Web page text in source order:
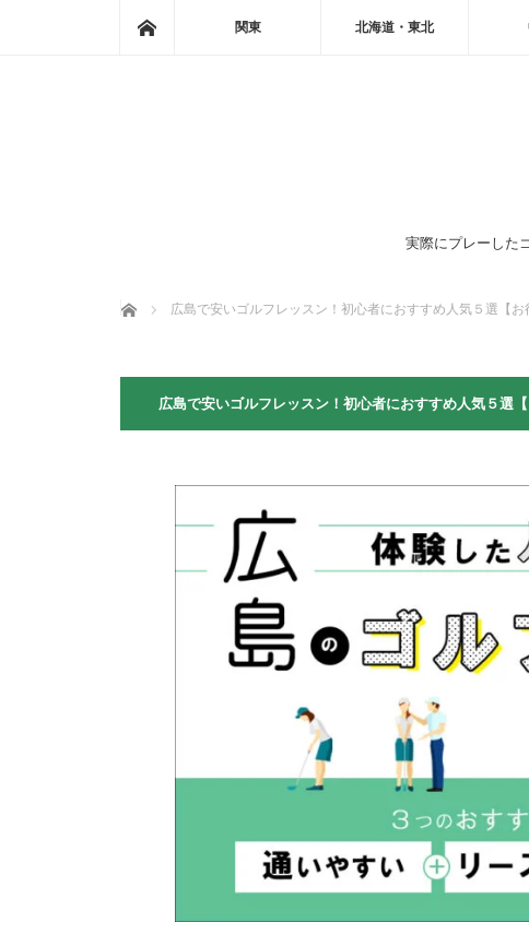
関東 北海道・東北
実際にプレーした
ホーム 広島で安いゴルフレッスン！初心者におすすめ人気５選【お
広島で安いゴルフレッスン！初心者におすすめ人気５選【